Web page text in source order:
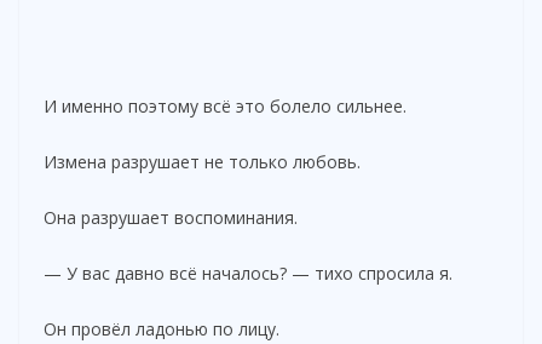
И именно поэтому всё это болело сильнее.
Измена разрушает не только любовь.
Она разрушает воспоминания.
— У вас давно всё началось? — тихо спросила я.
Он провёл ладонью по лицу.